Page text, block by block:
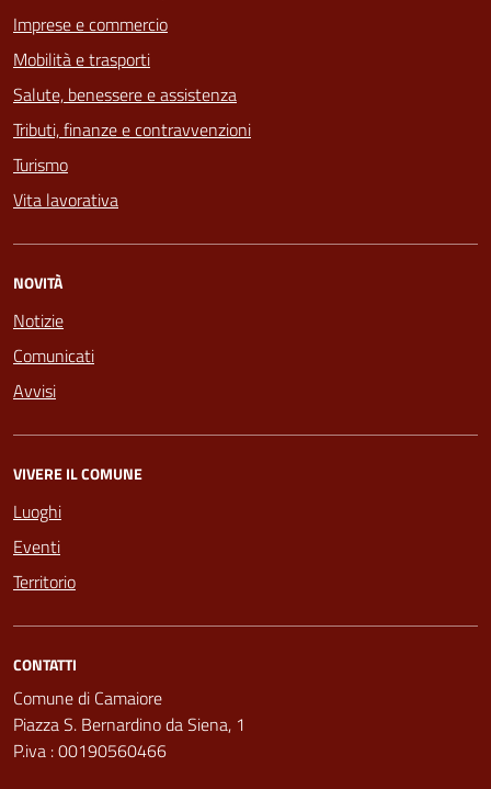
Imprese e commercio
Mobilità e trasporti
Salute, benessere e assistenza
Tributi, finanze e contravvenzioni
Turismo
Vita lavorativa
NOVITÀ
Notizie
Comunicati
Avvisi
VIVERE IL COMUNE
Luoghi
Eventi
Territorio
CONTATTI
Comune di Camaiore
Piazza S. Bernardino da Siena, 1
P.iva : 00190560466